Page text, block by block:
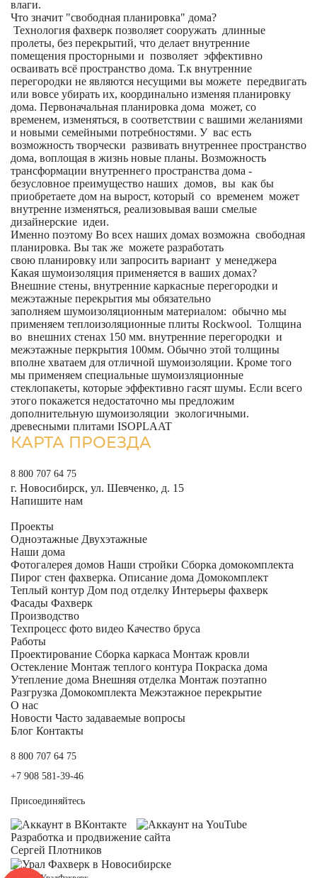
влаги.
Что значит "свободная планировка" дома?
Технология фахверк позволяет сооружать длинные
пролеты, без перекрытий, что делает внутренние
помещения просторными и позволяет эффективно
осваивать всё пространство дома. Т.к внутренние
перегородки не являются несущими вы можете передвигать
или вовсе убирать их, координально изменяя планировку
дома. Первоначальная планировка дома может, со
временем, изменяться, в соответствии с вашими желаниями
и новыми семейными потребностями. У вас есть
возможность творчески развивать внутреннее пространство
дома, воплощая в жизнь новые планы. Возможность
трансформации внутреннего пространства дома -
безусловное преимущество наших домов, вы как бы
приобретаете дом на вырост, который со временем может
внутренне изменяться, реализовывая ваши смелые
дизайнерские идеи.
Именно поэтому Во всех наших домах возможна свободная
планировка. Вы так же можете разработать
свою планировку или запросить вариант у менеджера
Какая шумоизоляция применяется в ваших домах?
Внешние стены, внутренние каркасные перегородки и
межэтажные перекрытия мы обязательно
заполняем шумоизоляционным материалом: обычно мы
применяем теплоизоляционные плиты Rockwool. Толщина
во внешних стенах 150 мм. внутренние перегородки и
межэтажные перкрытия 100мм. Обычно этой толщины
вполне хватаем для отличной шумоизоляции. Кроме того
мы применяем специальные шумоизляционные
стеклопакеты, которые эффективно гасят шумы. Если всего
этого покажется недостаточно мы предложим
дополнительную шумоизоляции экологичными.
древесными плитами ISOPLAAT
КАРТА ПРОЕЗДА
8 800 707 64 75
г. Новосибирск, ул. Шевченко, д. 15
Напишите нам
Проекты
Одноэтажные Двухэтажные
Наши дома
Фотогалерея домов Наши стройки Сборка домокомплекта
Пирог стен фахверка. Описание дома Домокомплект
Теплый контур Дом под отделку Интерьеры фахверк
Фасады Фахверк
Производство
Техпроцесс фото видео Качество бруса
Работы
Проектирование Сборка каркаса Монтаж кровли
Остекление Монтаж теплого контура Покраска дома
Утепление дома Внешняя отделка Монтаж поэтапно
Разгрузка Домокомплекта Межэтажное перекрытие
О нас
Новости Часто задаваемые вопросы
Блог Контакты
8 800 707 64 75
+7 908 581-39-46
Присоединяйтесь
Разработка и продвижение сайта
Сергей Плотников